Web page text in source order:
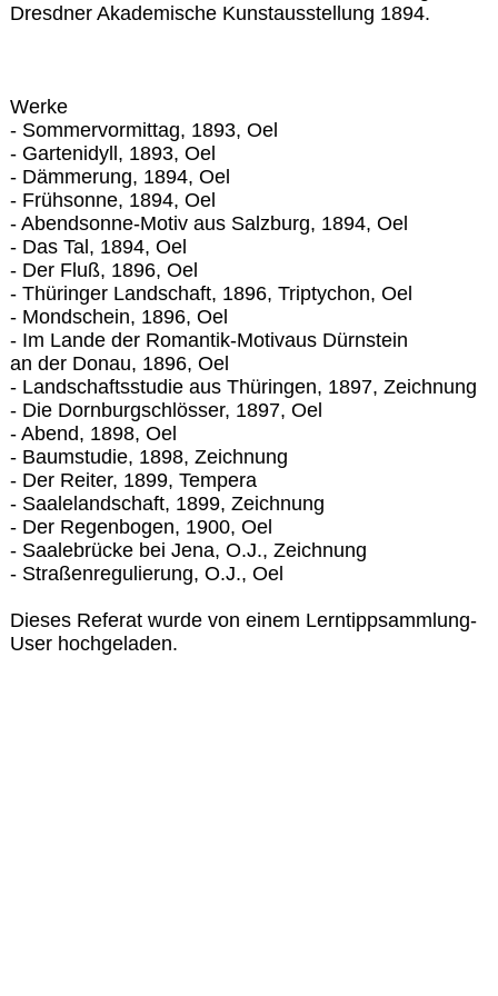
Dresdner Akademische Kunstausstellung 1894.
Werke
- Sommervormittag, 1893, Oel
- Gartenidyll, 1893, Oel
- Dämmerung, 1894, Oel
- Frühsonne, 1894, Oel
- Abendsonne-Motiv aus Salzburg, 1894, Oel
- Das Tal, 1894, Oel
- Der Fluß, 1896, Oel
- Thüringer Landschaft, 1896, Triptychon, Oel
- Mondschein, 1896, Oel
- Im Lande der Romantik-Motivaus Dürnstein
an der Donau, 1896, Oel
- Landschaftsstudie aus Thüringen, 1897, Zeichnung
- Die Dornburgschlösser, 1897, Oel
- Abend, 1898, Oel
- Baumstudie, 1898, Zeichnung
- Der Reiter, 1899, Tempera
- Saalelandschaft, 1899, Zeichnung
- Der Regenbogen, 1900, Oel
- Saalebrücke bei Jena, O.J., Zeichnung
- Straßenregulierung, O.J., Oel
Dieses Referat wurde von einem Lerntippsammlung-
User hochgeladen.